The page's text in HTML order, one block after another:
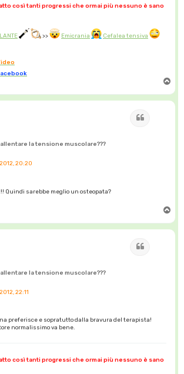
così tanti progressi che ormai più nessuno è sano
>> Emicrania
Cefalea tensiva
p
la tensione muscolare???
20:20
Quindi sarebbe meglio un osteopata?
p
la tensione muscolare???
22:11
preferisce e sopratutto dalla bravura del terapista!
normalissimo va bene.
così tanti progressi che ormai più nessuno è sano